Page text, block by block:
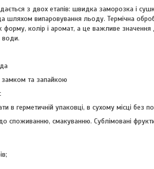
з двох етапів: швидка заморозка і
шляхом випаровування льоду. Термічна
колір і аромат, а це важливе
води.
та запайкою
в герметичній упаковці, в сухому місці без
споживанню, смакуванню. Сублімовані